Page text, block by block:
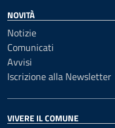
NOVITÀ
Notizie
Comunicati
Avvisi
Iscrizione alla Newsletter
VIVERE IL COMUNE